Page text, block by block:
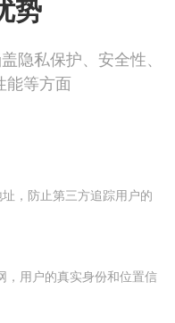
势
隐私保护、安全性、
能等方面
，防止第三方追踪用户的
，用户的真实身份和位置信